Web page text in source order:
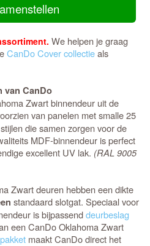
We helpen je graag
CanDo Cover collectieals
van CanDo
Zwart binnendeur uit de
van panelen met smalle 25
die samen zorgen voor de
MDF-binnendeur is perfect
excellent UV lak. (RAL 9005
Zwart deuren hebben een dikte
standaard slotgat. Speciaal voor
is bijpassenddeurbeslag
een CanDo Oklahoma Zwart
maakt CanDo direct het